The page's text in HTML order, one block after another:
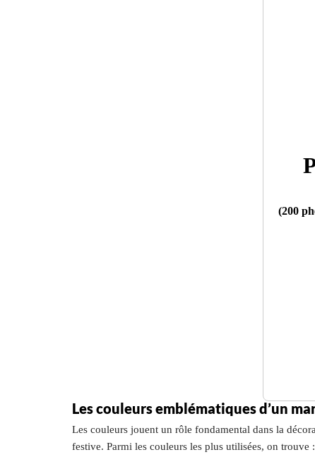
(200
Les couleurs emblématiques d’un
Les couleurs jouent un rôle fondamental dans la
festive. Parmi les couleurs les plus utilisées, on trouve :